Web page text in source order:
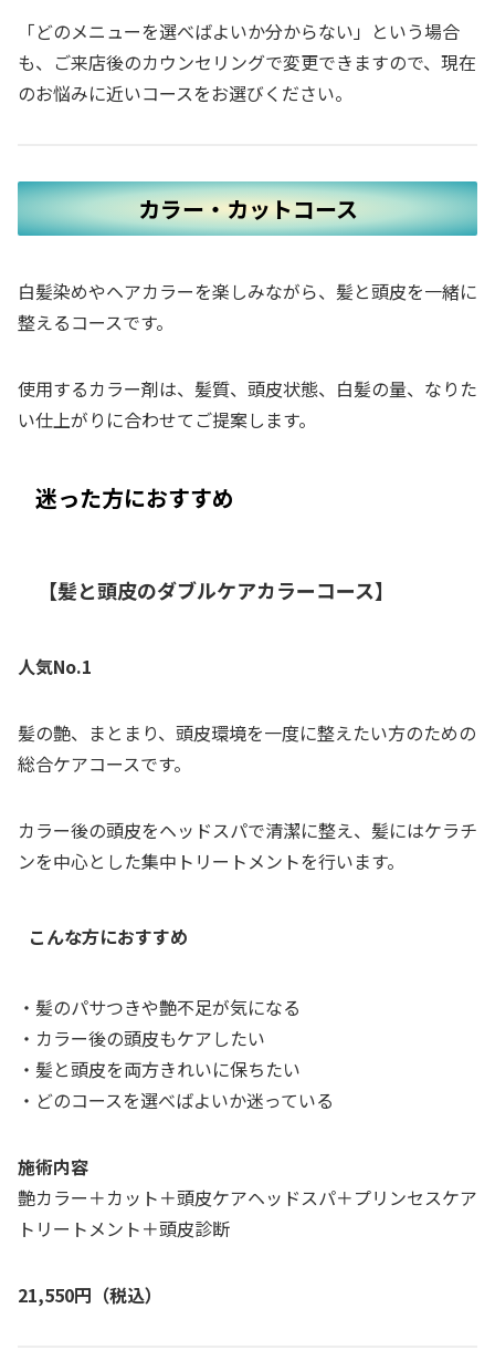
「どのメニューを選べばよいか分からない」という場合
も、ご来店後のカウンセリングで変更できますので、現在
のお悩みに近いコースをお選びください。
カラー・カットコース
白髪染めやヘアカラーを楽しみながら、髪と頭皮を一緒に
整えるコースです。
使用するカラー剤は、髪質、頭皮状態、白髪の量、なりた
い仕上がりに合わせてご提案します。
迷った方におすすめ
【髪と頭皮のダブルケアカラーコース】
人気No.1
髪の艶、まとまり、頭皮環境を一度に整えたい方のための
総合ケアコースです。
カラー後の頭皮をヘッドスパで清潔に整え、髪にはケラチ
ンを中心とした集中トリートメントを行います。
こんな方におすすめ
・髪のパサつきや艶不足が気になる
・カラー後の頭皮もケアしたい
・髪と頭皮を両方きれいに保ちたい
・どのコースを選べばよいか迷っている
施術内容
艶カラー＋カット＋頭皮ケアヘッドスパ＋プリンセスケア
トリートメント＋頭皮診断
21,550円（税込）